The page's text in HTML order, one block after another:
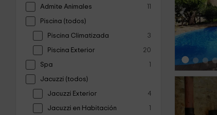
Admite Animales 11
Piscina (todos)
Piscina Climatizada 3
Piscina Exterior 20
Spa 1
Jacuzzi (todos)
Jacuzzi Exterior 4
Jacuzzi en Habitación 1
‹